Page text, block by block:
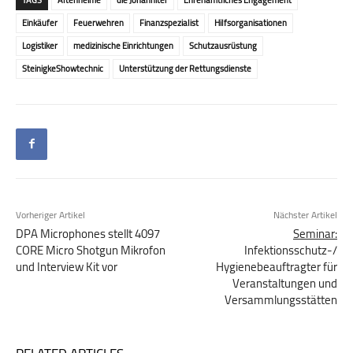
Einkäufer
Feuerwehren Finanzspezialist
Hilfsorganisationen
Logistiker
medizinische Einrichtungen
Schutzausrüstung
SteinigkeShowtechnic
Unterstützung der Rettungsdienste
Vorheriger Artikel
DPA Microphones stellt 4097
CORE Micro Shotgun Mikrofon
und Interview Kit vor
Nächster Artikel
Seminar:
Infektionsschutz-/
Hygienebeauftragter für
Veranstaltungen und
Versammlungsstätten